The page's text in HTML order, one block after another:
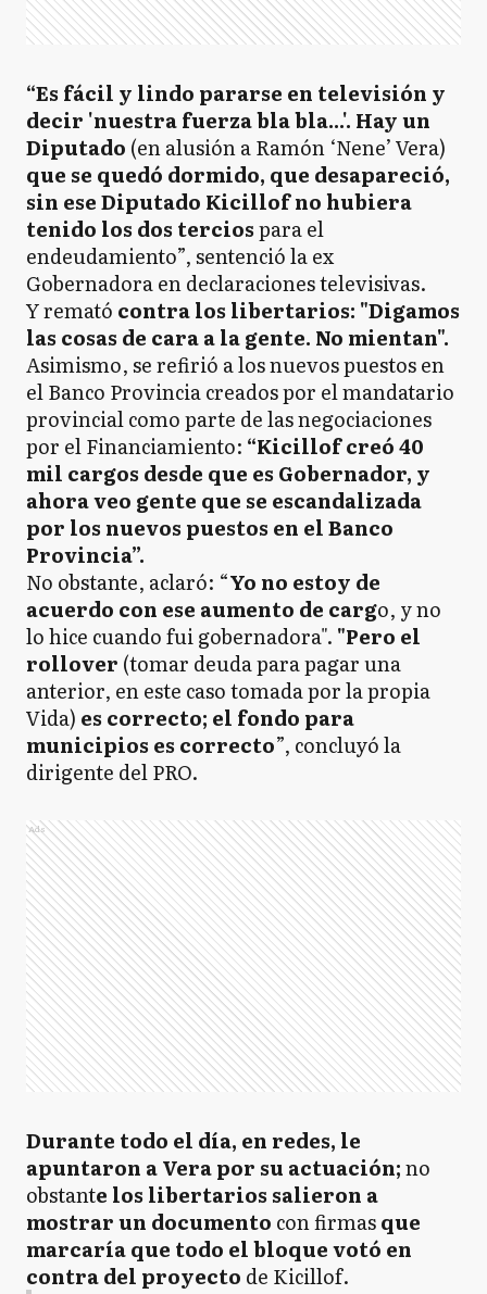
“Es fácil y lindo pararse en televisión y
decir 'nuestra fuerza bla bla...'. Hay un
Diputado (en alusión a Ramón ‘Nene’ Vera)
que se quedó dormido, que desapareció,
sin ese Diputado Kicillof no hubiera
tenido los dos terciospara el
endeudamiento”, sentenció la ex
Gobernadora en declaraciones televisivas.
Y remató contra los libertarios: "Digamos
las cosas de cara a la gente. No mientan".
Asimismo, se refirió a los nuevos puestos en
el Banco Provincia creados por el mandatario
provincial como parte de las negociaciones
por el Financiamiento: “Kicillof creó 40
mil cargos desde que es Gobernador, y
ahora veo gente que se escandalizada
por los nuevos puestos en el Banco
Provincia”.
No obstante, aclaró: “Yo no estoy de
acuerdo con ese aumento de cargo, y no
lo hice cuando fui gobernadora". "Pero el
rollover (tomar deuda para pagar una
anterior, en este caso tomada por la propia
Vida) es correcto; el fondo para
municipios es correcto”, concluyó la
dirigente del PRO.
Ads
Durante todo el día, en redes, le
apuntaron a Vera por su actuación;no
obstante los libertarios salieron a
mostrar un documento con firmasque
marcaría que todo el bloque votó en
contra del proyecto de Kicillof.